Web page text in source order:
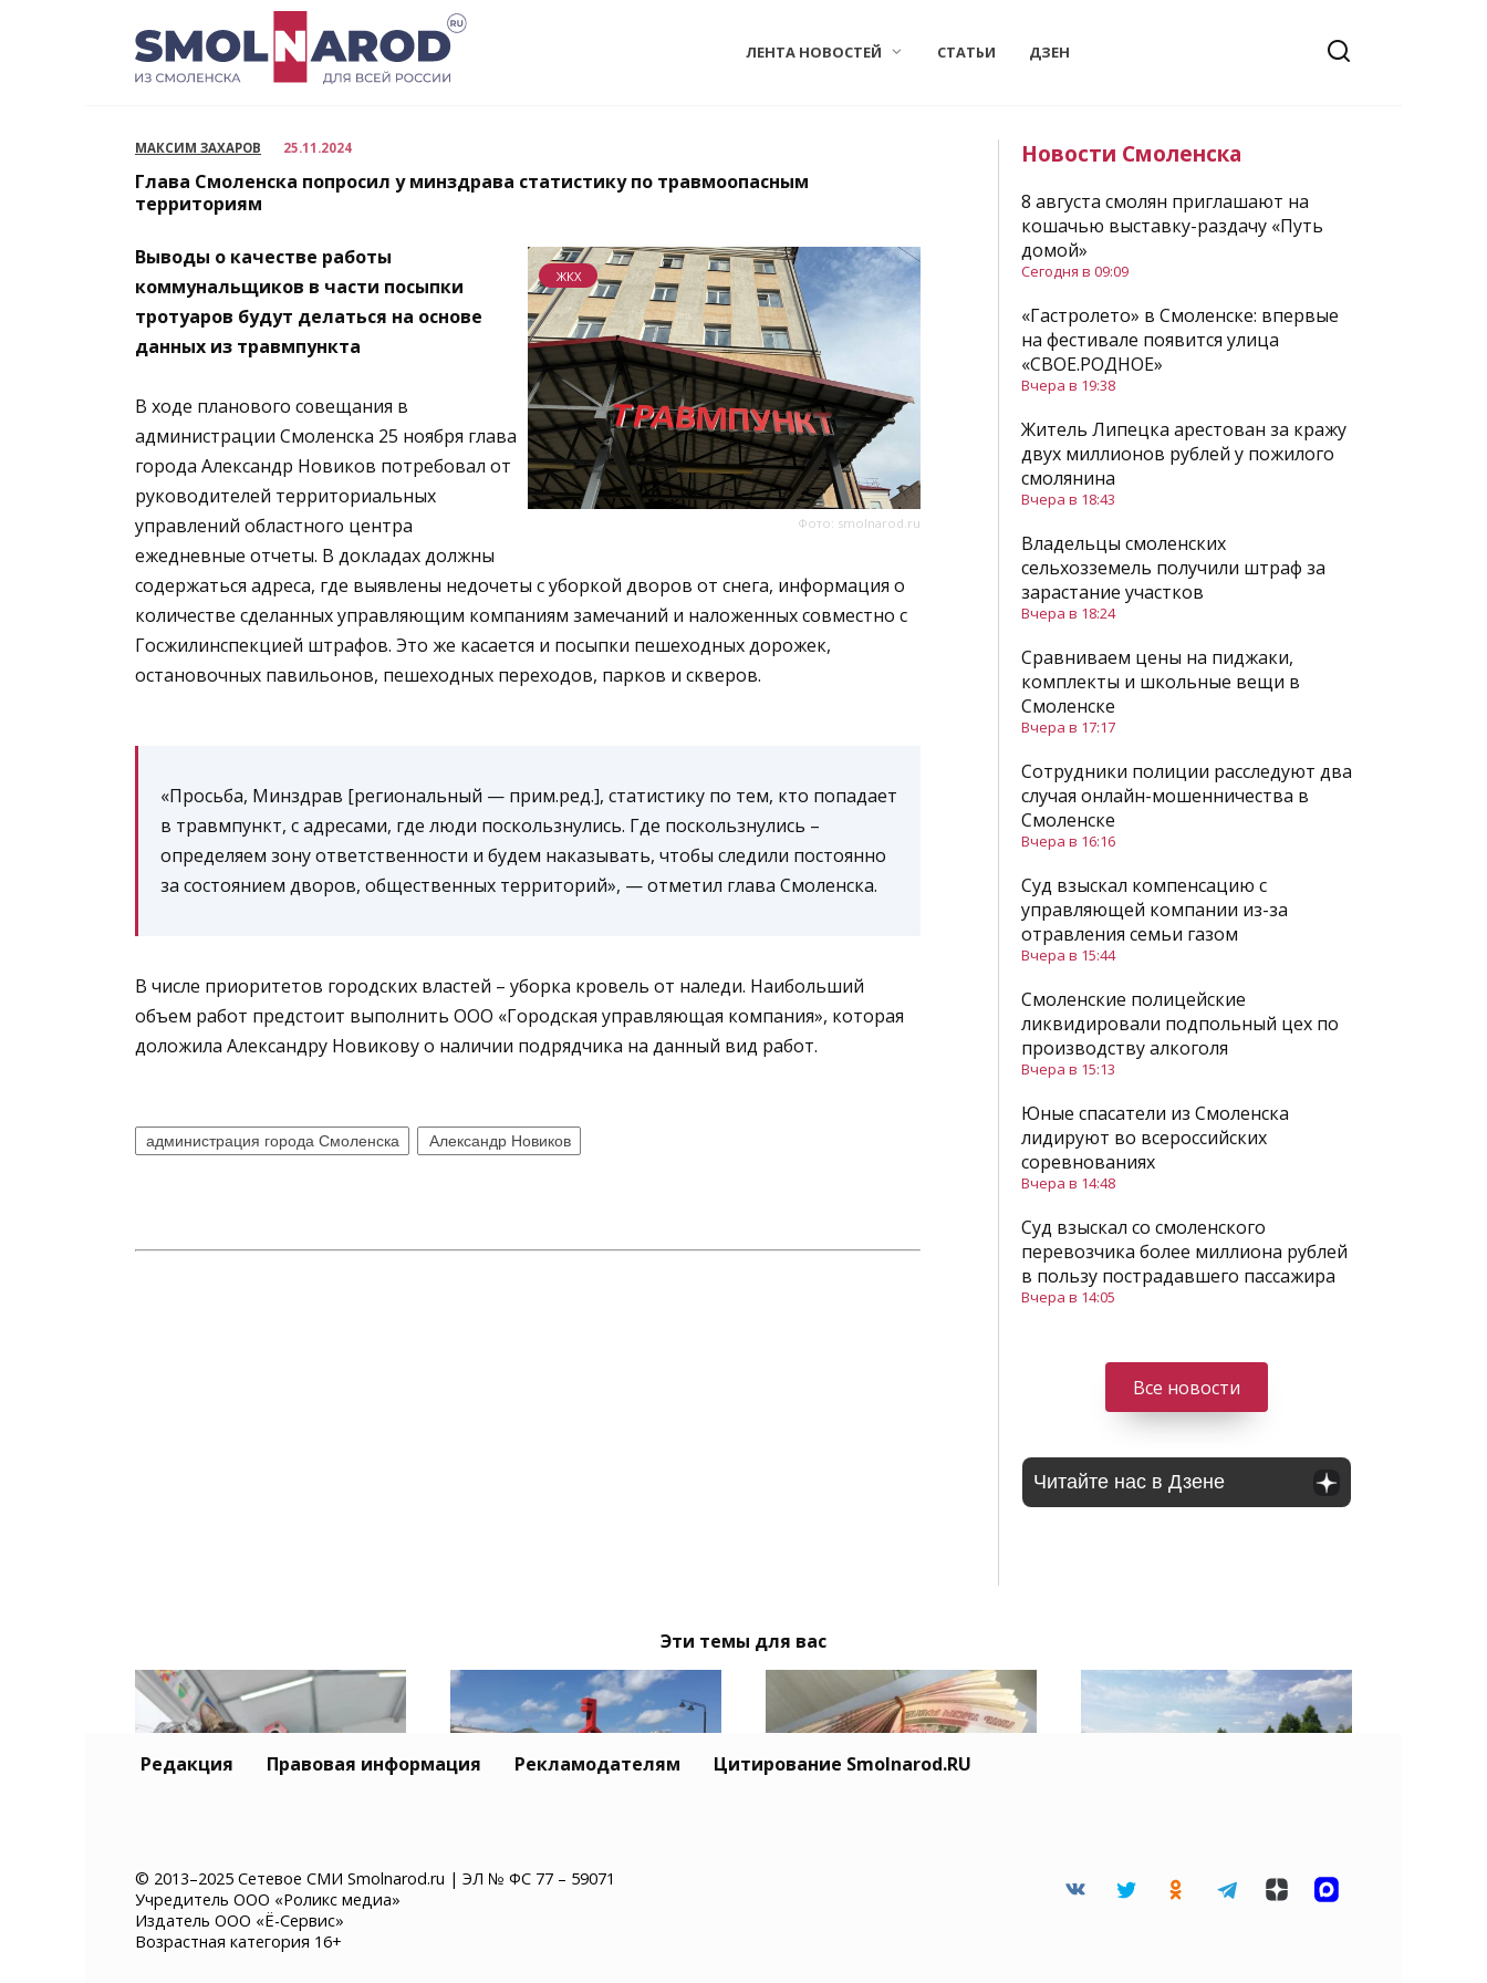
ЛЕНТА НОВОСТЕЙ СТАТЬИ ДЗЕН
МАКСИМ ЗАХАРОВ 25.11.2024
Глава Смоленска попросил у минздрава статистику по травмоопасным
территориям
Фото: smolnarod.ru
ЖКХ
Выводы о качестве работы
коммунальщиков в части посыпки
тротуаров будут делаться на основе
данных из травмпункта
В ходе планового совещания в
администрации Смоленска 25 ноября глава
города Александр Новиков потребовал от
руководителей территориальных
управлений областного центра
ежедневные отчеты. В докладах должны
содержаться адреса, где выявлены недочеты с уборкой дворов от снега, информация о
количестве сделанных управляющим компаниям замечаний и наложенных совместно с
Госжилинспекцией штрафов. Это же касается и посыпки пешеходных дорожек,
остановочных павильонов, пешеходных переходов, парков и скверов.
«Просьба, Минздрав [региональный — прим.ред.], статистику по тем, кто попадает
в травмпункт, с адресами, где люди поскользнулись. Где поскользнулись –
определяем зону ответственности и будем наказывать, чтобы следили постоянно
за состоянием дворов, общественных территорий», — отметил глава Смоленска.
В числе приоритетов городских властей – уборка кровель от наледи. Наибольший
объем работ предстоит выполнить ООО «Городская управляющая компания», которая
доложила Александру Новикову о наличии подрядчика на данный вид работ.
администрация города Смоленска Александр Новиков
Новости Смоленска
8 августа смолян приглашают на
кошачью выставку-раздачу «Путь
домой»
Сегодня в 09:09
«Гастролето» в Смоленске: впервые
на фестивале появится улица
«СВОЕ.РОДНОЕ»
Вчера в 19:38
Житель Липецка арестован за кражу
двух миллионов рублей у пожилого
смолянина
Вчера в 18:43
Владельцы смоленских
сельхозземель получили штраф за
зарастание участков
Вчера в 18:24
Сравниваем цены на пиджаки,
комплекты и школьные вещи в
Смоленске
Вчера в 17:17
Сотрудники полиции расследуют два
случая онлайн-мошенничества в
Смоленске
Вчера в 16:16
Суд взыскал компенсацию с
управляющей компании из-за
отравления семьи газом
Вчера в 15:44
Смоленские полицейские
ликвидировали подпольный цех по
производству алкоголя
Вчера в 15:13
Юные спасатели из Смоленска
лидируют во всероссийских
соревнованиях
Вчера в 14:48
Суд взыскал со смоленского
перевозчика более миллиона рублей
в пользу пострадавшего пассажира
Вчера в 14:05
Все новости
Читайте нас в Дзене
Эти темы для вас
8 августа смолян
приглашают на кошачью
выставку-раздачу «Путь
домой»
«Гастролето» в
Владельцы смоленских
сельхозземель получили
Редакция Правовая информация Рекламодателям Цитирование Smolnarod.RU
© 2013–2025 Сетевое СМИ Smolnarod.ru | ЭЛ № ФС 77 – 59071
Учредитель ООО «Роликс медиа»
Издатель ООО «Ё-Сервис»
Возрастная категория 16+